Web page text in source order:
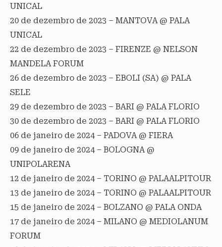
UNICAL
20 de dezembro de 2023 – MANTOVA @ PALA
UNICAL
22 de dezembro de 2023 – FIRENZE @ NELSON
MANDELA FORUM
26 de dezembro de 2023 – EBOLI (SA) @ PALA
SELE
29 de dezembro de 2023 – BARI @ PALA FLORIO
30 de dezembro de 2023 – BARI @ PALA FLORIO
06 de janeiro de 2024 – PADOVA @ FIERA
09 de janeiro de 2024 – BOLOGNA @
UNIPOLARENA
12 de janeiro de 2024 – TORINO @ PALAALPITOUR
13 de janeiro de 2024 – TORINO @ PALAALPITOUR
15 de janeiro de 2024 – BOLZANO @ PALA ONDA
17 de janeiro de 2024 – MILANO @ MEDIOLANUM
FORUM